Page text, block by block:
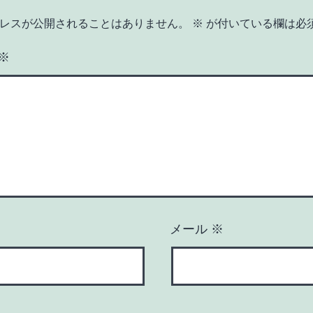
スが公開されることはありません。 ※ が付いている欄は必
メール ※